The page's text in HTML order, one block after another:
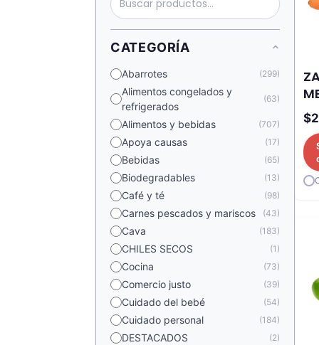
CATEGORÍA
Abarrotes (299)
Alimentos congelados y
refrigerados
(63)
Alimentos y bebidas (707)
Apoya causas (17)
Bebidas (65)
Biodegradables (13)
Café y té (98)
Carnes pescados y mariscos (43)
Cava (183)
CHILES SECOS (1)
Cocina (73)
Comercio justo (39)
Cuidado del bebé (54)
Cuidado personal (184)
DESTACADOS (2)
$